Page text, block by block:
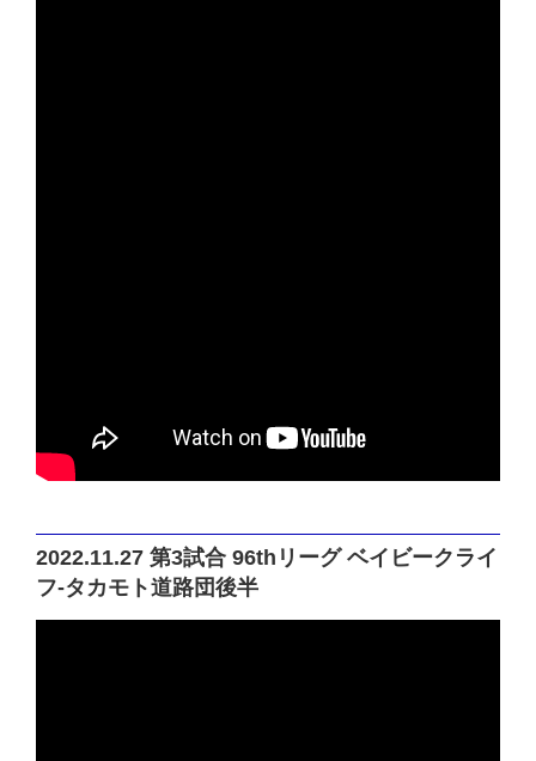
2022.11.27 第3試合 96thリーグ ベイビークライ
フ-タカモト道路団後半